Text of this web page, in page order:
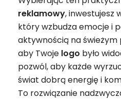
reklamowy, inwestujesz
który wzbudza emocje i
aktywnością na świeżym
aby Twoje logo było
pozwól, aby każde
świat dobrą energię i
To rozwiązanie